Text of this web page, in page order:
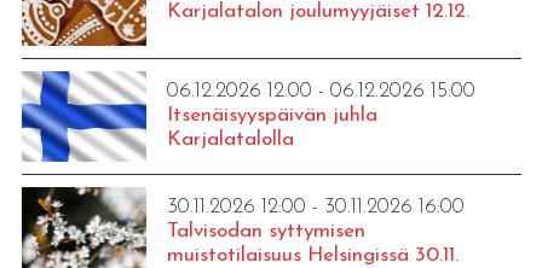
Karjalatalon joulumyyjäiset 12.12.
06.12.2026 12:00 - 06.12.2026 15:00
Itsenäisyyspäivän juhla
Karjalatalolla
30.11.2026 12:00 - 30.11.2026 16:00
Talvisodan syttymisen
muistotilaisuus Helsingissä 30.11.